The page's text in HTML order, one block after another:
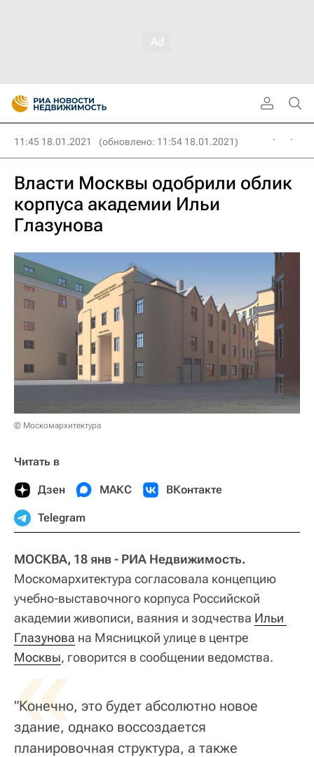
11:45 18.01.2021 (обновлено: 11:54 18.01.2021)
Власти Москвы одобрили облик
корпуса академии Ильи
Глазунова
© Москомархитектура
Читать в
Дзен МАКС ВКонтакте
Telegram
МОСКВА, 18 янв - РИА Недвижимость.
Москомархитектура согласовала концепцию
учебно-выставочного корпуса Российской
академии живописи, ваяния и зодчества Ильи
Глазунова на Мясницкой улице в центре
Москвы, говорится в сообщении ведомства.
«
"Конечно, это будет абсолютно новое
здание, однако воссоздается
планировочная структура, а также